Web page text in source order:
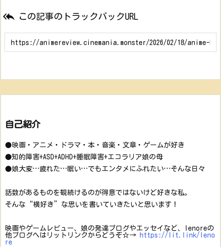
 この記事のトラックバックURL
自己紹介
●映画・アニメ・ドラマ・本・音楽・文章・ゲームが好き
●知的障害+ASD+ADHD+睡眠障害+エコラリア娘の母
●娘大変…疲れた…眠い…でもエンタメにふれたい…そんな日々
話数があるものを観続けるのが得意ではないけど好きな私。
そんな“横好き”な思いを書いていきたいと思います！
映画やゲームレビュー、娘の発達ブログやエッセイなど、lenoreの
他ブログへはリットリンクからどうぞ☆→ https://lit.link/leno
re